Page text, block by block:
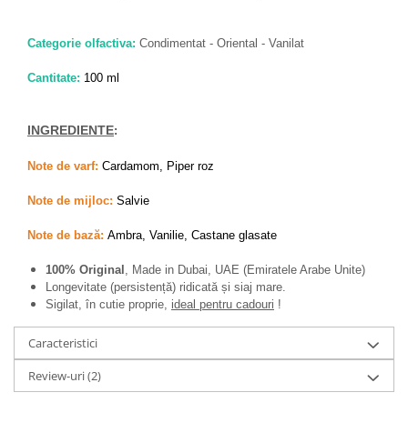
Categorie olfactiva: Condimentat - Oriental - Vanilat
Cantitate: 100 ml
INGREDIENTE:
Note de varf: Cardamom, Piper roz
Note de mijloc: Salvie
Note de bază: Ambra, Vanilie, Castane glasate
100% Original , Made in Dubai, UAE (Emiratele Arabe Unite)
Longevitate (persistență) ridicată și siaj mare.
Sigilat, în cutie proprie, ideal pentru cadouri !
Caracteristici
Review-uri(2)